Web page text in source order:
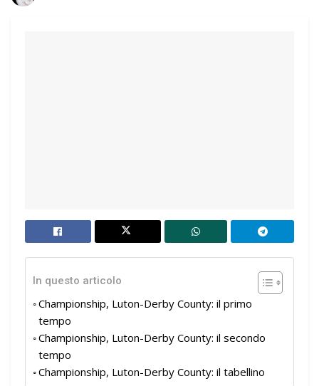
In questo articolo
Championship, Luton-Derby County: il primo
tempo
Championship, Luton-Derby County: il secondo
tempo
Championship, Luton-Derby County: il tabellino